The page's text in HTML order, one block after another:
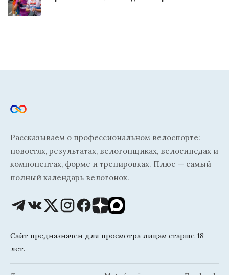
Рассказываем о профессиональном велоспорте:
новостях, результатах, велогонщиках, велосипедах и
компонентах, форме и тренировках. Плюс — самый
полный календарь велогонок.
Сайт предназначен для просмотра лицам старше 18
лет.